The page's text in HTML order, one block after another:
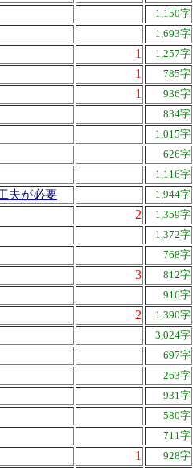
1,150字
1,693字
1 1,257字
1 785字
1 936字
834字
1,015字
626字
1,116字
夫が必要 1,944字
2 1,359字
1,372字
768字
3 812字
916字
2 1,390字
3,024字
697字
263字
931字
580字
711字
1 928字